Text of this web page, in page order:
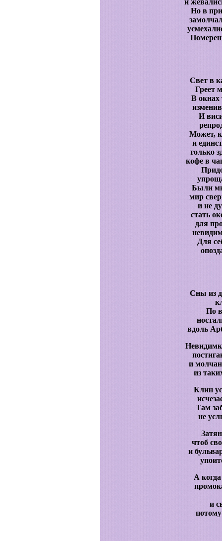
и
Но в
Свет в
Греет
В окнах
И
Может,
и
только
кофе в
Были
мир
и не
стать
для
Для
Сны из
По
вдоль
и
из
Клин
Там
не
чтоб
и
А
и